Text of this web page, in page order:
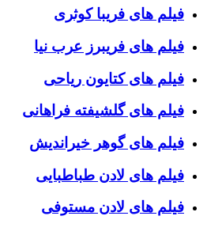
فیلم های فریبا کوثری
فیلم های فریبرز عرب نیا
فیلم های کتایون ریاحی
فیلم های گلشیفته فراهانی
فیلم های گوهر خیراندیش
فیلم های لادن طباطبایی
فیلم های لادن مستوفی